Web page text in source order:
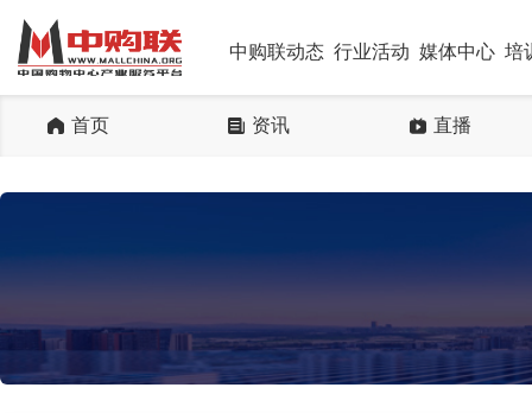
中购联动态 行业活动 媒体中心 培
首页 资讯 直播